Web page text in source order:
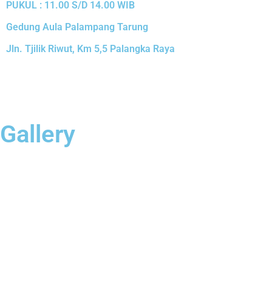
PUKUL : 11.00 S/D 14.00 WIB
Gedung Aula Palampang Tarung
Jln. Tjilik Riwut, Km 5,5 Palangka Raya
Gallery